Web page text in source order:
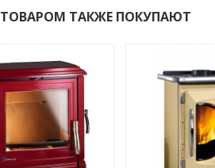
ТАКЖЕ ПОКУПАЮТ